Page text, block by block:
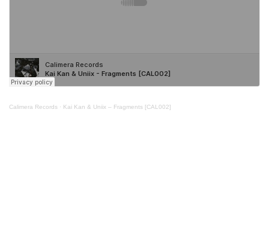
Calimera Records · Kai Kan & Uniix – Fragments [CAL002]